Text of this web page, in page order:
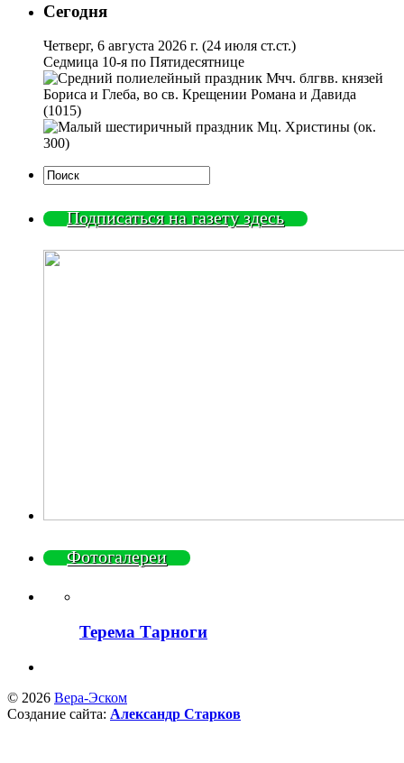
Сегодня
Четверг, 6 августа 2026 г. (24 июля ст.ст.)
Седмица 10-я по Пятидесятнице
Мчч. блгвв. князей
Бориса и Глеба, во св. Крещении Романа и Давида
(1015)
Мц. Христины (ок.
300)
Подписаться на газету здесь
Фотогалереи
Терема Тарноги
© 2026 Вера-Эском
Создание сайта: Александр Старков